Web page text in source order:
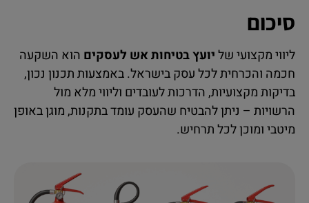
סיכום
ליווי מקצועי שליועץ בטיחות אש לעסקים הוא השקעה
חכמה והכרחית לכל עסק בישראל. באמצעות תכנון נכון,
בדיקות מקצועיות, הדרכות לעובדים וליווי מלא מול
הרשויות – ניתן להבטיח שהעסק עומד בתקנות, מוגן באופן
מיטבי ומוכן לכל תרחיש.